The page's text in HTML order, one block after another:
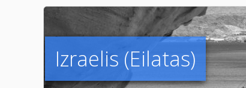
Izraelis (Eilatas)